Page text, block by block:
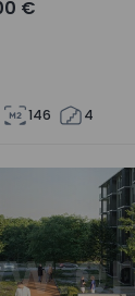
€
146 4
Nova de